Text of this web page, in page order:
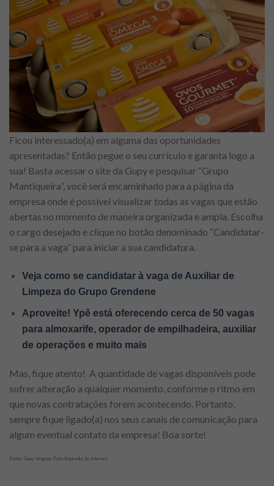
Ficou interessado(a) em alguma das oportunidades
apresentadas? Então pegue o seu currículo e garanta logo a
sua! Basta acessar o site da Gupy e pesquisar “Grupo
Mantiqueira”, você será encaminhado para a página da
empresa onde é possível visualizar todas as vagas que estão
abertas no momento de maneira organizada e ampla. Escolha
o cargo desejado e clique no botão denominado “Candidatar-
se para a vaga” para iniciar a sua candidatura.
Veja como se candidatar à vaga de Auxiliar de
Limpeza do Grupo Grendene
Aproveite! Ypê está oferecendo cerca de 50 vagas
para almoxarife, operador de empilhadeira, auxiliar
de operações e muito mais
Mas, fique atento! A quantidade de vagas disponíveis pode
sofrer alteração a qualquer momento, conforme o ritmo em
que novas contratações forem acontecendo. Portanto,
sempre fique ligado(a) nos seus canais de comunicação para
algum eventual contato da empresa! Boa sorte!
Fonte: Gupy Imagem: Foto Reprodução Internet